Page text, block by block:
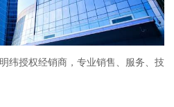
纬授权经销商，专业销售、服务、技